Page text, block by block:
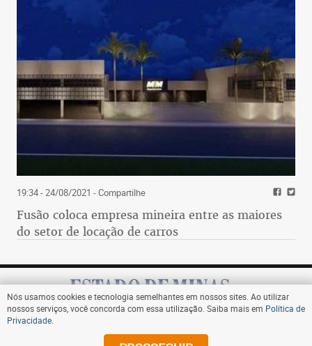
19:34 - 24/08/2021 - Compartilhe
Fusão coloca empresa mineira entre as maiores
do setor de locação de carros
Assine
Nós usamos cookies e tecnologia semelhantes em nossos sites. Ao utilizar
nossos serviços, você concorda com essa utilização. Saiba mais em Política de
Privacidade